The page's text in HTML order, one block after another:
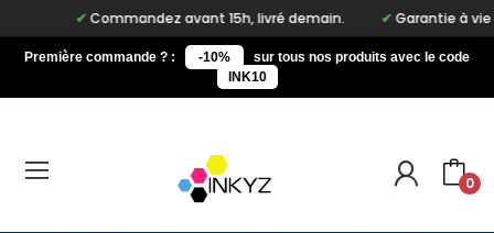
Commandez avant 15h, livré demain. Garantie à vie sur
Première commande ? : -10%
sur tous nos produits avec le code
INK10
0